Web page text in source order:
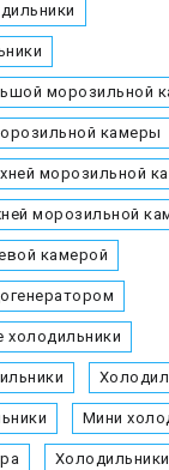
морозильной
камеры
морозильной
морозильной
камерой
холодильники
Мини